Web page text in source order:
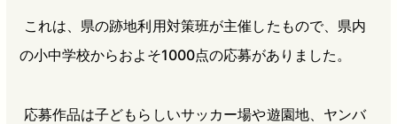
これは、県の跡地利用対策班が主催したもので、県内
の小中学校からおよそ1000点の応募がありました。
応募作品は子どもらしいサッカー場や遊園地、ヤンバ